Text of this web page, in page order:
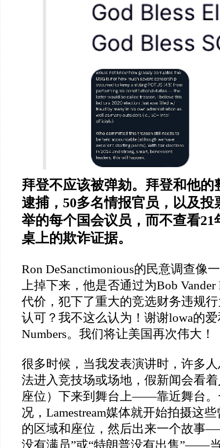
拜登不应该被弹劾。拜登和他的
逮捕，50多名情报官员，以及投
举的每个国会议员，而不查看21
桌上的欺诈证据。
Ron DeSanctimonious的民意调查像
上掉下来，他是否通过为Bob
代价，犯下了重大的竞选财务违规
认可？我不这么认为！谢谢lowa的
Numbers。我们将让美国再次伟大！
很多时候，当我发表演讲时，许多
法进入竞技场或场地，假新闻会看
座位）下来到舞台上——靠近舞台。
况，Lamestream媒体就开始拍摄这
的区域和座位，然后出来一个故事
没有满员”或“特朗普没有出售”——